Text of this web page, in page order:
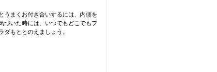
うまくお付き合いするには、内側を
づいた時には、いつでもどこでもフ
もととのえましょう。